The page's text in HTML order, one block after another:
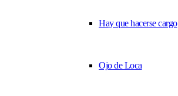
Hay que hacerse cargo
Ojo de Loca